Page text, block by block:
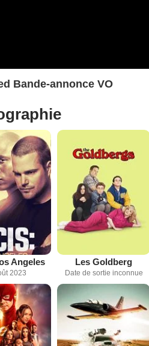
Bande-annonce VO
Angeles
2023
Les Goldberg
Date de sortie inconnue